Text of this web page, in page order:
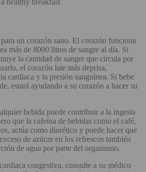
un corazón sano. El corazón funciona
más de 8000 litros de sangre al día. Si
la cantidad de sangre que circula por
el corazón late más deprisa,
cardiaca y la presión sanguínea. Si bebe
estará ayudando a su corazón a hacer su
bebida puede contribuir a la ingesta
que la cafeína de bebidas como el café,
actúa como diurético y puede hacer que
de azúcar en los refrescos también
de agua por parte del organismo.
congestiva, consulte a su médico